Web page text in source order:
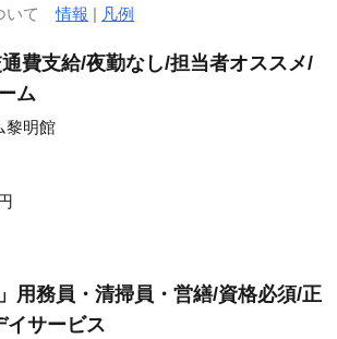
いて情報 | 凡例
費支給/夜勤なし/担当者オススメ/
ム
黎明館
用務員・清掃員・営繕/資格必須/正
イサービス